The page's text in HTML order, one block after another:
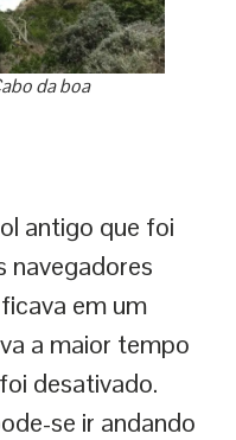
da boa
antigo que foi
navegadores
em um
a maior tempo
desativado.
se ir andando